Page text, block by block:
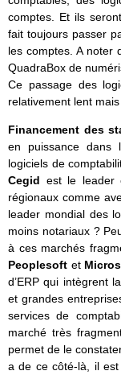
comptes. Et ils
fait toujours passer
les comptes. A noter
QuadraBox de
Ce passage des
relativement lent
Financement des
en puissance dans
logiciels de
Cegid est le leader
régionaux comme
leader mondial des
moins notariaux ?
à ces marchés
Peoplesoft et
d’ERP qui intègrent
et grandes
services de
marché très
permet de le
a de ce côté-là, il est